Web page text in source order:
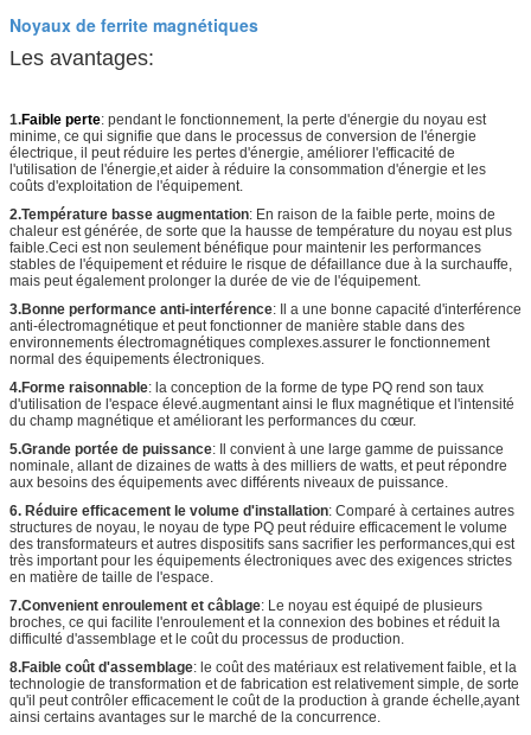
Noyaux de ferrite magnétiques
Les avantages:
1.Faible perte: pendant le fonctionnement, la perte d'énergie du noyau est
minime, ce qui signifie que dans le processus de conversion de l'énergie
électrique, il peut réduire les pertes d'énergie, améliorer l'efficacité de
l'utilisation de l'énergie,et aider à réduire la consommation d'énergie et les
coûts d'exploitation de l'équipement.
2.Température basse augmentation: En raison de la faible perte, moins de
chaleur est générée, de sorte que la hausse de température du noyau est plus
faible.Ceci est non seulement bénéfique pour maintenir les performances
stables de l'équipement et réduire le risque de défaillance due à la surchauffe,
mais peut également prolonger la durée de vie de l'équipement.
3.Bonne performance anti-interférence: Il a une bonne capacité d'interférence
anti-électromagnétique et peut fonctionner de manière stable dans des
environnements électromagnétiques complexes.assurer le fonctionnement
normal des équipements électroniques.
4.Forme raisonnable: la conception de la forme de type PQ rend son taux
d'utilisation de l'espace élevé.augmentant ainsi le flux magnétique et l'intensité
du champ magnétique et améliorant les performances du cœur.
5.Grande portée de puissance: Il convient à une large gamme de puissance
nominale, allant de dizaines de watts à des milliers de watts, et peut répondre
aux besoins des équipements avec différents niveaux de puissance.
6. Réduire efficacement le volume d'installation: Comparé à certaines autres
structures de noyau, le noyau de type PQ peut réduire efficacement le volume
des transformateurs et autres dispositifs sans sacrifier les performances,qui est
très important pour les équipements électroniques avec des exigences strictes
en matière de taille de l'espace.
7.Convenient enroulement et câblage: Le noyau est équipé de plusieurs
broches, ce qui facilite l'enroulement et la connexion des bobines et réduit la
difficulté d'assemblage et le coût du processus de production.
8.Faible coût d'assemblage: le coût des matériaux est relativement faible, et la
technologie de transformation et de fabrication est relativement simple, de sorte
qu'il peut contrôler efficacement le coût de la production à grande échelle,ayant
ainsi certains avantages sur le marché de la concurrence.